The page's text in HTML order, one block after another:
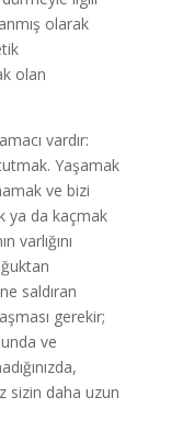
olarak
olan
vardır:
Yaşamak
ve bizi
ya da kaçmak
varlığını
saldıran
gerekir;
ve
sizin daha uzun